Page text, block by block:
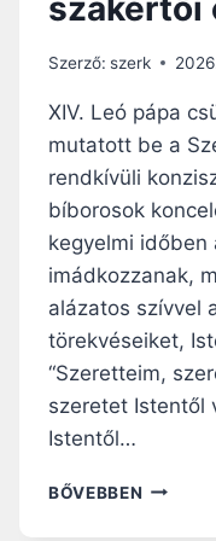
K
N
I
S
Z
T
Ó
R
I
U
I
Ü
szakértői
Szerző: szerk
XIV. Leó pápa
mutatott be a
rendkívüli
bíborosok
kegyelmi időben
imádkozzanak,
alázatos szívvel
törekvéseiket,
“Szeretteim,
szeretet Istentől
Istentől…
BŐVEBBEN L